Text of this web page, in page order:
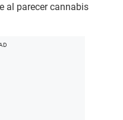
al parecer cannabis